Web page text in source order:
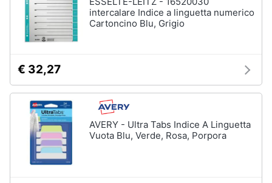
intercalare Indice a linguetta numerico
Cartoncino Blu, Grigio
€ 32,27
AVERY - Ultra Tabs Indice A Linguetta
Vuota Blu, Verde, Rosa, Porpora